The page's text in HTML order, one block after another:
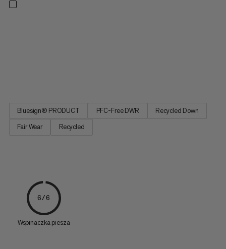
Bluesign® PRODUCT PFC-Free DWR
Recycled Down
Fair Wear
Recycled
6/6
Wspinaczka piesza